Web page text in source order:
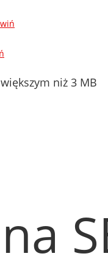
niż 3 MB